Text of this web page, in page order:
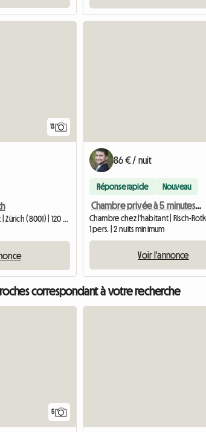
13
Chambre chez l'habitant | Zürich (8001) | 120 M2
86 € / nuit
Réponse rapide Nouveau
Chambre privée à 5 minutes à pied de la gare
1 pers. | 2 nuits minimum
Voir l'annonce
correspondant à votre recherche
5